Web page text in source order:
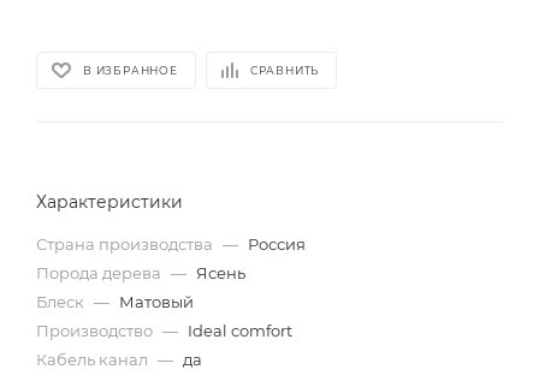
В ИЗБРАННОЕ СРАВНИТЬ
Характеристики
Страна производства — Россия
Порода дерева — Ясень
Блеск — Матовый
Производство — Ideal comfort
Кабель канал — да